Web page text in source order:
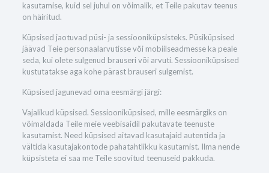
kasutamise, kuid sel juhul on võimalik, et Teile pakutav teenus
on häiritud.
Küpsised jaotuvad püsi- ja sessiooniküpsisteks. Püsiküpsised
jäävad Teie personaalarvutisse või mobiilseadmesse ka peale
seda, kui olete sulgenud brauseri või arvuti. Sessiooniküpsised
kustutatakse aga kohe pärast brauseri sulgemist.
Küpsised jagunevad oma eesmärgi järgi:
Vajalikud küpsised. Sessiooniküpsised, mille eesmärgiks on
võimaldada Teile meie veebisaidil pakutavate teenuste
kasutamist. Need küpsised aitavad kasutajaid autentida ja
vältida kasutajakontode pahatahtlikku kasutamist. Ilma nende
küpsisteta ei saa me Teile soovitud teenuseid pakkuda.